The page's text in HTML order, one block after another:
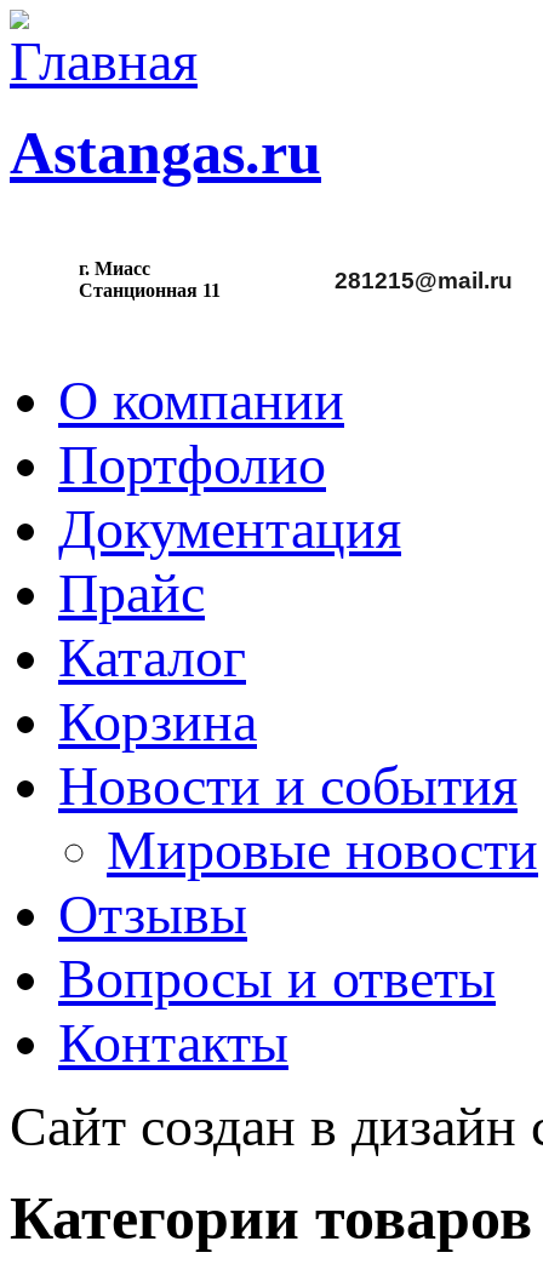
Astangas.ru
г. Миасс
Станционная 11 281215@mail.ru
О компании
Портфолио
Документация
Прайс
Каталог
Корзина
Новости и события
Мировые новости
Отзывы
Вопросы и ответы
Контакты
Сайт создан в дизайн
Категории товаров